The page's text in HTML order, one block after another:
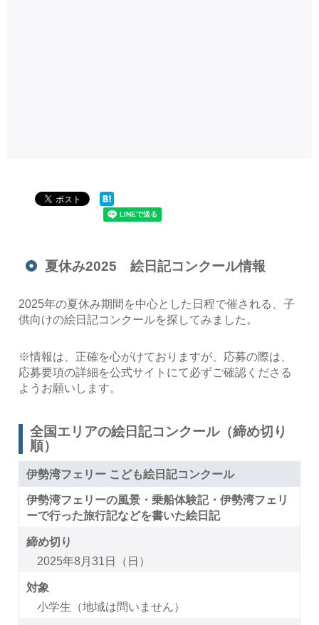
夏休み2025 絵日記コンクール情報
2025年の夏休み期間を中心とした日程で催される、子
供向けの絵日記コンクールを探してみました。
※情報は、正確を心がけておりますが、応募の際は、
応募要項の詳細を公式サイトにて必ずご確認くださる
ようお願いします。
全国エリアの絵日記コンクール（締め切り
順）
伊勢湾フェリー こども絵日記コンクール
伊勢湾フェリーの風景・乗船体験記・伊勢湾フェリ
ーで行った旅行記などを書いた絵日記
締め切り
2025年8月31日（日）
対象
小学生（地域は問いません）